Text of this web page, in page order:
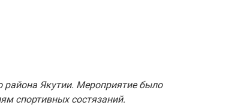
Якутии. Мероприятие было
спортивных состязаний.